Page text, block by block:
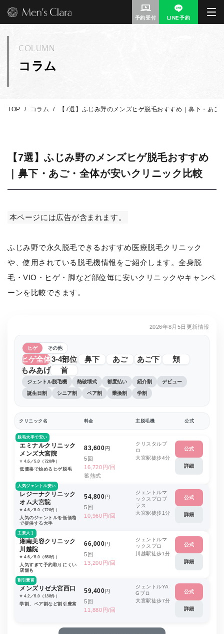
予約受付 LINE予約
コラム
COLUMN
TOP コラム 【7選】ふじみ野のメンズヒゲ脱毛おすすめ｜鼻下・あご
【7選】ふじみ野のメンズヒゲ脱毛おすすめ
｜鼻下・あご・全体が安いクリニック比較
本ページには広告が含まれます。
ふじみ野で永久脱毛できるおすすめ医療脱毛クリニック
や、使用されている脱毛機情報をご紹介します。全身脱
毛・VIO・ヒゲ・脚など部位毎に安いクリニックやキャンペ
ーンを比較できます。
2026年8月5日更新情報
ヒゲ その他
ヒゲ全体3-4部位 鼻下 あご あご下
頬
もみあげ
首
ジェントル脱毛機 熱破壊式 都度払い 紹介割 デビュー
誕生日割 シニア割 ペア割 乗換割 学割
クリニック名 料金 主脱毛機 公式
脱毛大手で安い
エミナルクリニック
メンズ大宮院
⭐️ 4.6／5.0（720件）
低価格で始めるヒゲ脱毛
83,600円
5回
16,720円/回
蓄熱式
クリスタルプ
ロ
大宮駅徒歩4分
公式
詳細
人気ジェントル安い
レジーナクリニック
オム大宮院
⭐️ 4.6／5.0（720件）
人気のジェントルを低価格
で提供する大手
54,800円
5回
10,960円/回
ジェントルマ
ックスプロプ
ラス
大宮駅徒歩1分
公式
詳細
主要大手
湘南美容クリニック
川越院
⭐️ 4.6／5.0（658件）
人気すぎて予約取りにくい
店舗も
66,000円
5回
13,200円/回
ジェントルマ
ックスプロ
川越駅徒歩1分
公式
詳細
割引豊富
メンズリゼ大宮西口
⭐️ 4.2／5.0（138件）
学割、ペア割など割引豊富
59,400円
5回
11,880円/回
ジェントルYA
Gプロ
大宮駅徒歩7分
公式
詳細